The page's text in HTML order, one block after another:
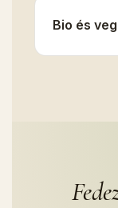
Bio és